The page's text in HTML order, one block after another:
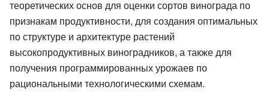
теоретических основ для оценки сортов винограда по
признакам продуктивности, для создания оптимальных
по структуре и архитектуре растений
высокопродуктивных виноградников, а также для
получения программированных урожаев по
рациональными технологическими схемам.